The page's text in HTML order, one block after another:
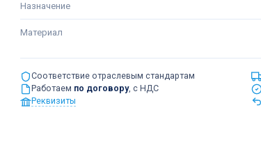
Назначение
Материал
Соответствие отраслевым стандартам
Работаем по договору, с НДС
Реквизиты